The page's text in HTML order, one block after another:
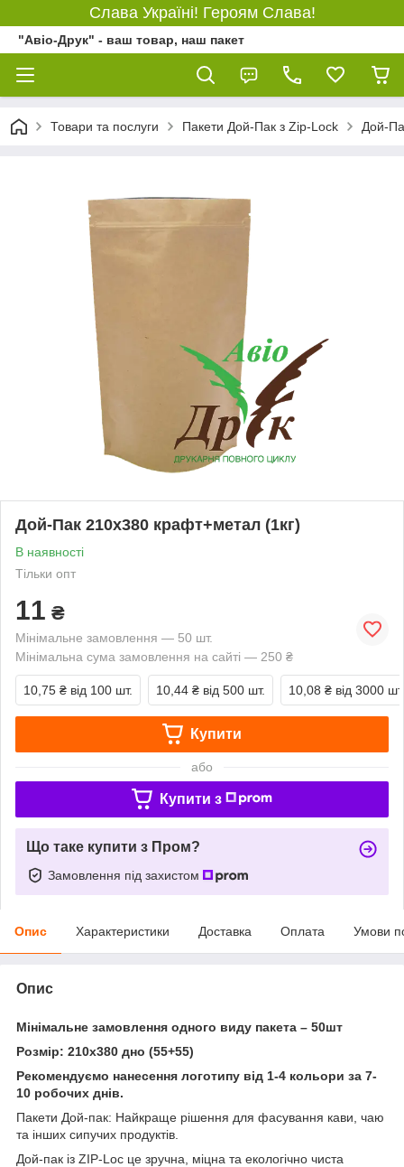
Слава Україні! Героям Слава!
"Авіо-Друк" - ваш товар, наш пакет
Товари та послуги Пакети Дой-Пак з Zip-Lock Дой-
Дой-Пак 210х380 крафт+метал (1кг)
В наявності
Тільки опт
11 ₴
Мінімальне замовлення — 50 шт.
Мінімальна сума замовлення на сайті — 250 ₴
10,75 ₴ від 100 шт. 10,44 ₴ від 500 шт. 10,08 ₴ від 3000 шт.
Купити
або
Купити з
Що таке купити з Пром?
Замовлення під захистом
Опис Характеристики Доставка Оплата Умови
Опис
Мінімальне замовлення одного виду пакета – 50шт
Розмір: 210х380 дно (55+55)
Рекомендуємо нанесення логотипу від 1-4 кольори за 7-
10 робочих днів.
Пакети Дой-пак: Найкраще рішення для фасування кави, чаю
та інших сипучих продуктів.
Дой-пак із ZIP-Loc це зручна, міцна та екологічно чиста